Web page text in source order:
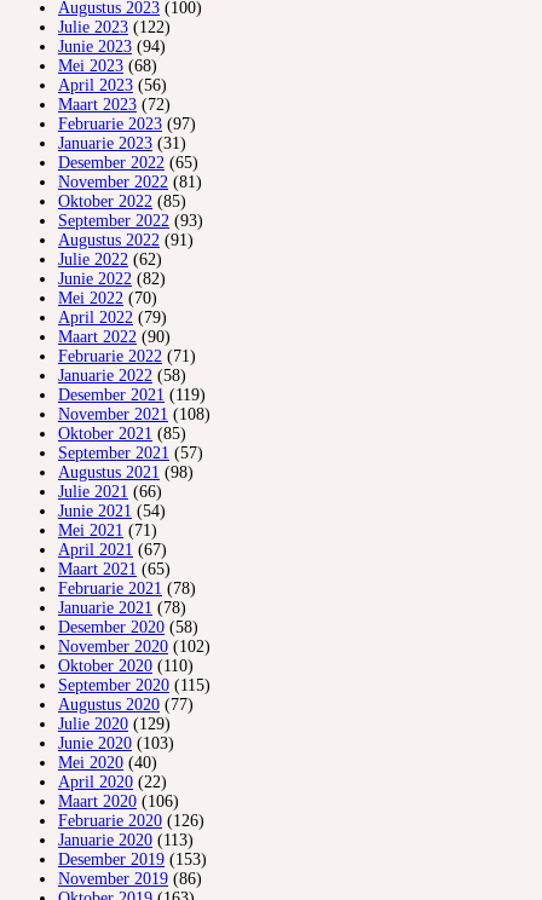
Augustus 2023 (100)
Julie 2023 (122)
Junie 2023 (94)
Mei 2023 (68)
April 2023 (56)
Maart 2023 (72)
Februarie 2023 (97)
Januarie 2023 (31)
Desember 2022 (65)
November 2022 (81)
Oktober 2022 (85)
September 2022 (93)
Augustus 2022 (91)
Julie 2022 (62)
Junie 2022 (82)
Mei 2022 (70)
April 2022 (79)
Maart 2022 (90)
Februarie 2022 (71)
Januarie 2022 (58)
Desember 2021 (119)
November 2021 (108)
Oktober 2021 (85)
September 2021 (57)
Augustus 2021 (98)
Julie 2021 (66)
Junie 2021 (54)
Mei 2021 (71)
April 2021 (67)
Maart 2021 (65)
Februarie 2021 (78)
Januarie 2021 (78)
Desember 2020 (58)
November 2020 (102)
Oktober 2020 (110)
September 2020 (115)
Augustus 2020 (77)
Julie 2020 (129)
Junie 2020 (103)
Mei 2020 (40)
April 2020 (22)
Maart 2020 (106)
Februarie 2020 (126)
Januarie 2020 (113)
Desember 2019 (153)
November 2019 (86)